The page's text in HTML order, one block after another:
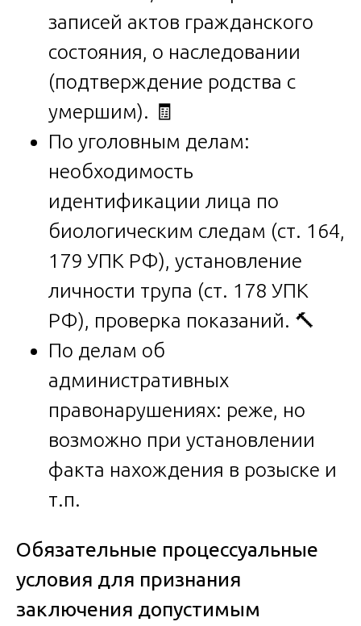
записей актов гражданского
состояния, о наследовании
(подтверждение родства с
умершим). 🧾
По уголовным делам:
необходимость
идентификации лица по
биологическим следам (ст. 164,
179 УПК РФ), установление
личности трупа (ст. 178 УПК
РФ), проверка показаний. 🔨
По делам об
административных
правонарушениях: реже, но
возможно при установлении
факта нахождения в розыске и
т.п.
Обязательные процессуальные
условия для признания
заключения допустимым